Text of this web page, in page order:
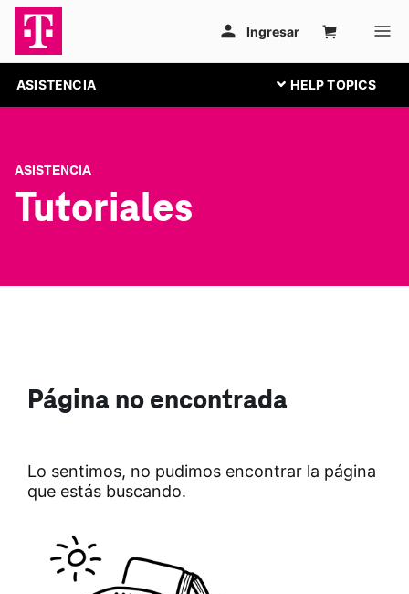
ASISTENCIA
ASISTENCIA
Tutoriales